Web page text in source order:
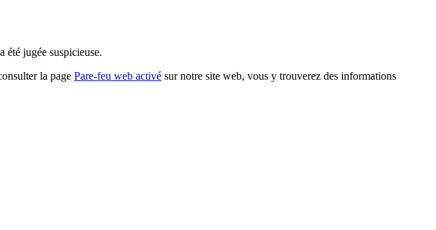
été jugée suspicieuse.
la page Pare-feu web activé sur notre site web, vous y trouverez des informations